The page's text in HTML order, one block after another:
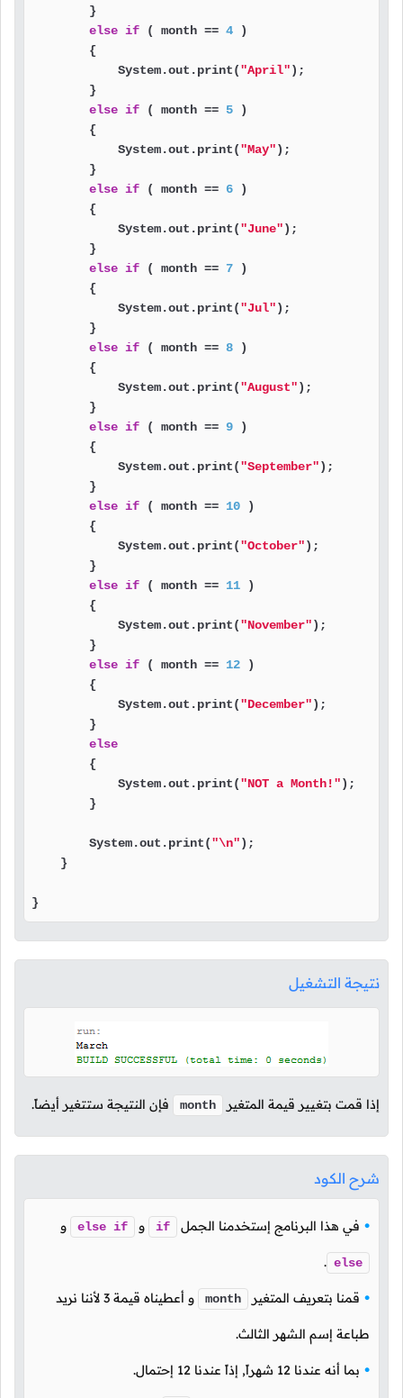
        }
else if ( month == 4 )
        {
            System.out.print(
"April");
        }
else if ( month == 5 )
        {
            System.out.print(
"May");
        }
else if ( month == 6 )
        {
            System.out.print(
"June");
        }
else if ( month == 7 )
        {
            System.out.print(
"Jul");
        }
else if ( month == 8 )
        {
            System.out.print(
"August");
        }
else if ( month == 9 )
        {
            System.out.print(
"September");
        }
else if ( month == 10 )
        {
            System.out.print(
"October");
        }
else if ( month == 11 )
        {
            System.out.print(
"November");
        }
else if ( month == 12 )
        {
            System.out.print(
"December");
        }
else
        {
            System.out.print(
"NOT a Month!");
        }
        System.out.print(
"\n");
    }
}
نتيجة التشغيل
إذا قمت بتغيير قيمة المتغير month فإن النتيجة ستتغير أيضاً.
شرح الكود
في هذا البرنامج إستخدمنا الجمل if و else if و
else
.
قمنا بتعريف المتغير month و أعطيناه قيمة 3 لأننا نريد
طباعة إسم الشهر الثالث.
بما أنه عندنا 12 شهراً, إذاً عندنا 12 إحتمال.